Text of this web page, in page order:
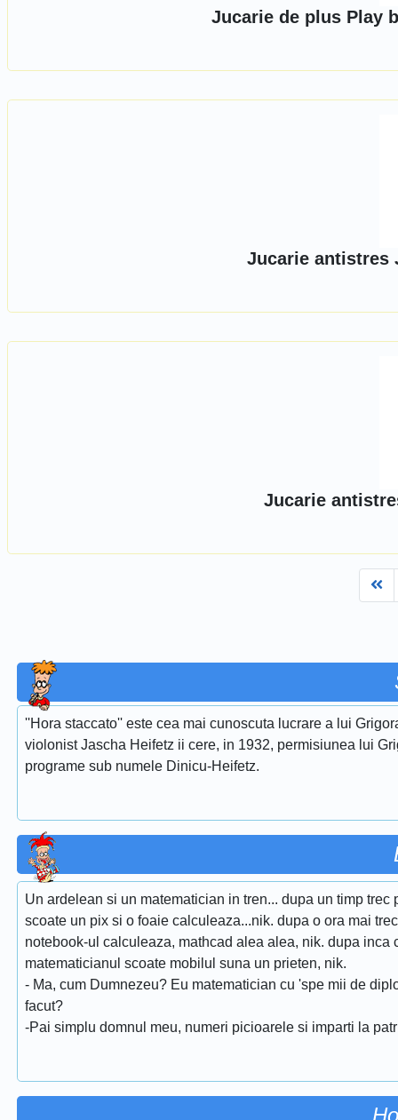
Jucarie de plus Play
Jucarie antistres
Jucarie
''Hora staccato'' este cea mai cunoscuta lucrare a lui
violonist Jascha Heifetz ii cere, in 1932, permisiunea lui
programe sub numele Dinicu-Heifetz.
Un ardelean si un matematician in tren... dupa un timp
scoate un pix si o foaie calculeaza...nik. dupa o ora mai
notebook-ul calculeaza, mathcad alea alea, nik. dupa
matematicianul scoate mobilul suna un prieten, nik.
- Ma, cum Dumnezeu? Eu matematician cu 'spe mii de
facut?
-Pai simplu domnul meu, numeri picioarele si imparti la